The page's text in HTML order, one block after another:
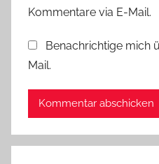
Kommentare via E-Mail.
Benachrichtige mich
Mail.